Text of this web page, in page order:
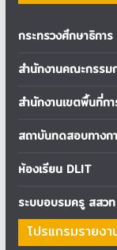
กระทรวงศึกษาธิการ
สำนักงานคณะกรรม
สำนักงานเขตพื้นที่ก
สถาบันทดสอบทางก
ห้องเรียน DLIT
ระบบอบรมครู สสวท
โปรแกรมรายง